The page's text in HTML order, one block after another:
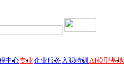
中心专业企业服务 入职特训 AI模型基地